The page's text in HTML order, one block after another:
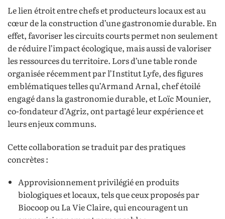
Le lien étroit entre chefs et producteurs locaux est au
cœur de la construction d’une gastronomie durable. En
effet, favoriser les circuits courts permet non seulement
de réduire l’impact écologique, mais aussi de valoriser
les ressources du territoire. Lors d’une table ronde
organisée récemment par l’Institut Lyfe, des figures
emblématiques telles qu’Armand Arnal, chef étoilé
engagé dans la gastronomie durable, et Loïc Mounier,
co-fondateur d’Agriz, ont partagé leur expérience et
leurs enjeux communs.
Cette collaboration se traduit par des pratiques
concrètes :
Approvisionnement privilégié en produits
biologiques et locaux, tels que ceux proposés par
Biocoop ou La Vie Claire, qui encouragent un